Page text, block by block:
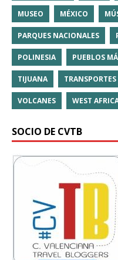
MUSEO MÉXICO
PARQUES NACIONALES
POLINESIA PUEBLOS
TIJUANA TRANSPORTES
VOLCANES WEST
SOCIO DE CVTB